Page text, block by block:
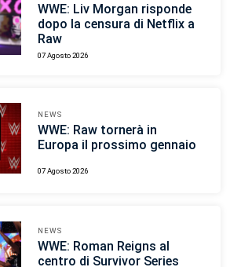
WWE: Liv Morgan risponde
dopo la censura di Netflix a
Raw
07 Agosto 2026
NEWS
WWE: Raw tornerà in
Europa il prossimo gennaio
07 Agosto 2026
NEWS
WWE: Roman Reigns al
centro di Survivor Series